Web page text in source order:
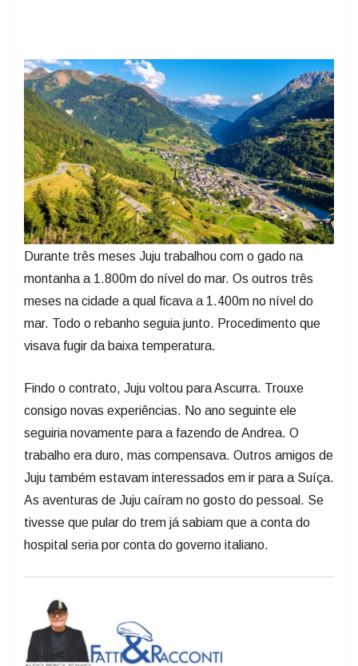
Durante três meses Juju trabalhou com o gado na
montanha a 1.800m do nível do mar. Os outros três
meses na cidade a qual ficava a 1.400m no nível do
mar. Todo o rebanho seguia junto. Procedimento que
visava fugir da baixa temperatura.
Findo o contrato, Juju voltou para Ascurra. Trouxe
consigo novas experiências. No ano seguinte ele
seguiria novamente para a fazendo de Andrea. O
trabalho era duro, mas compensava. Outros amigos de
Juju também estavam interessados em ir para a Suíça.
As aventuras de Juju caíram no gosto do pessoal. Se
tivesse que pular do trem já sabiam que a conta do
hospital seria por conta do governo italiano.